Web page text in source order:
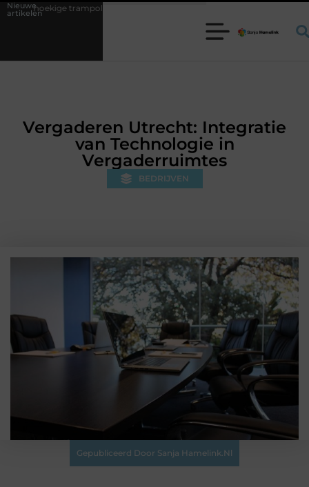
Nieuwe
artikelenkiezen voor jouw tuin
Vergaderen Utrecht: Integratie
van Technologie in
Vergaderruimtes
BEDRIJVEN
Gepubliceerd Door Sanja Hamelink.nl